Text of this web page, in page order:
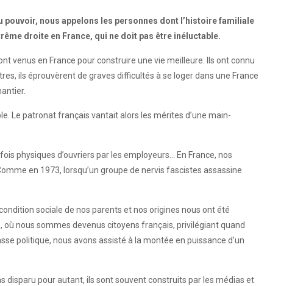
pouvoir, nous appelons les personnes dont l’histoire familiale
droite en France, qui ne doit pas être inéluctable.
venus en France pour construire une vie meilleure. Ils ont connu
ils éprouvèrent de graves difficultés à se loger dans une France
Le patronat français vantait alors les mérites d’une main-
physiques d’ouvriers par les employeurs… En France, nos
en 1973, lorsqu’un groupe de nervis fascistes assassine
sociale de nos parents et nos origines nous ont été
nous sommes devenus citoyens français, privilégiant quand
politique, nous avons assisté à la montée en puissance d’un
disparu pour autant, ils sont souvent construits par les médias et